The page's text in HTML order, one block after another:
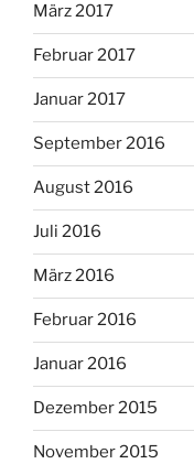
März 2017
Februar 2017
Januar 2017
September 2016
August 2016
Juli 2016
März 2016
Februar 2016
Januar 2016
Dezember 2015
November 2015